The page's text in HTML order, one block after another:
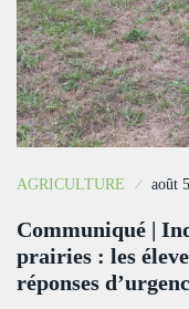
AGRICULTURE août
Communiqué |
prairies : les
réponses